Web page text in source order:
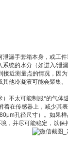
漏手套箱本身，或工件
统的水分（如进入/泄漏
近测量点的情况，因为
他冷凝液可能会聚集。
太可能制服*的气体
在传感器上，减少其表
孔径尺寸）。如果样
并尽可能稳定，以保